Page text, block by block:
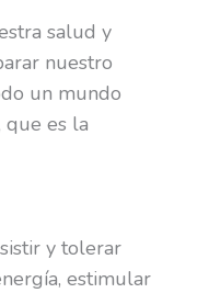
salud y
nuestro
un mundo
que es la
y tolerar
estimular